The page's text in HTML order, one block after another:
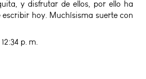
y disfrutar de ellos, por ello ha
hoy. Muchísisma suerte con
p. m.